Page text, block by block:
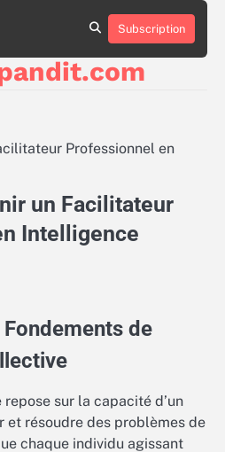
Subscription
Professionnel en
un Facilitateur
Intelligence
de
sur la capacité d’un
et résoudre des problèmes de
chaque individu agissant